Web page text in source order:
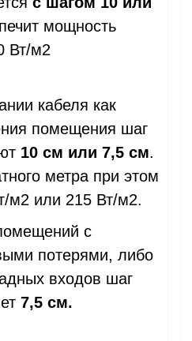
мощность
Вт/м2
кабеля как
помещения шаг
10 см или 7,5 см.
метра при этом
м2 или 215 Вт/м2.
с
потерями, либо
входов шаг
7,5 см.